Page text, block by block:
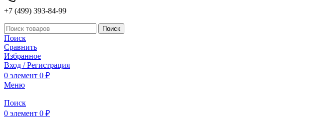
+7 (499) 393-84-99
Поиск
Поиск
Сравнить
Избранное
Вход / Регистрация
0 элемент 0 ₽
Меню
Поиск
0 элемент 0 ₽